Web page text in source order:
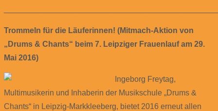
Trommeln für die Läuferinnen! (Mitmach-Aktion von
„Drums & Chants“ beim 7. Leipziger Frauenlauf am 29.
Mai 2016)
Ingeborg Freytag,
Multimusikerin und Inhaberin der Musikschule „Drums &
Chants“ in Leipzig-Markkleeberg, bietet 2016 erneut allen